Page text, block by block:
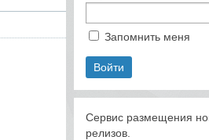
Запомнить меня
Сервис размещения
релизов.